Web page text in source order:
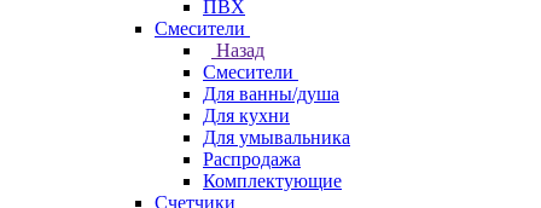
ПВХ
Смесители
Назад
Смесители
Для ванны/душа
Для кухни
Для умывальника
Распродажа
Комплектующие
Счетчики